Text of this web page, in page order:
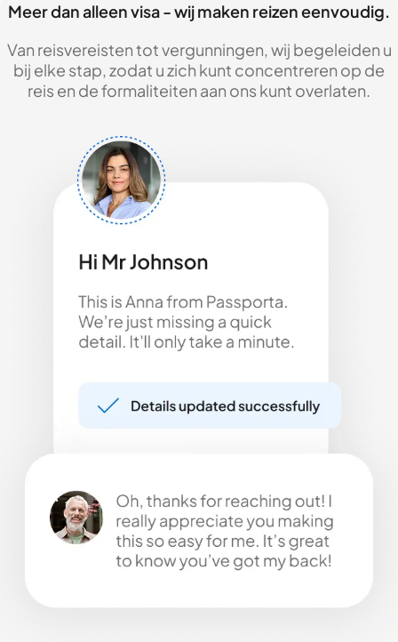
Meer dan alleen visa - wij maken reizen eenvoudig.
Van reisvereisten tot vergunningen, wij begeleiden u
bij elke stap, zodat u zich kunt concentreren op de
reis en de formaliteiten aan ons kunt overlaten.